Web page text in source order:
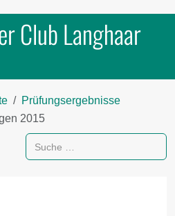
Club Langhaar
Prüfungsergebnisse
2015
Suchen